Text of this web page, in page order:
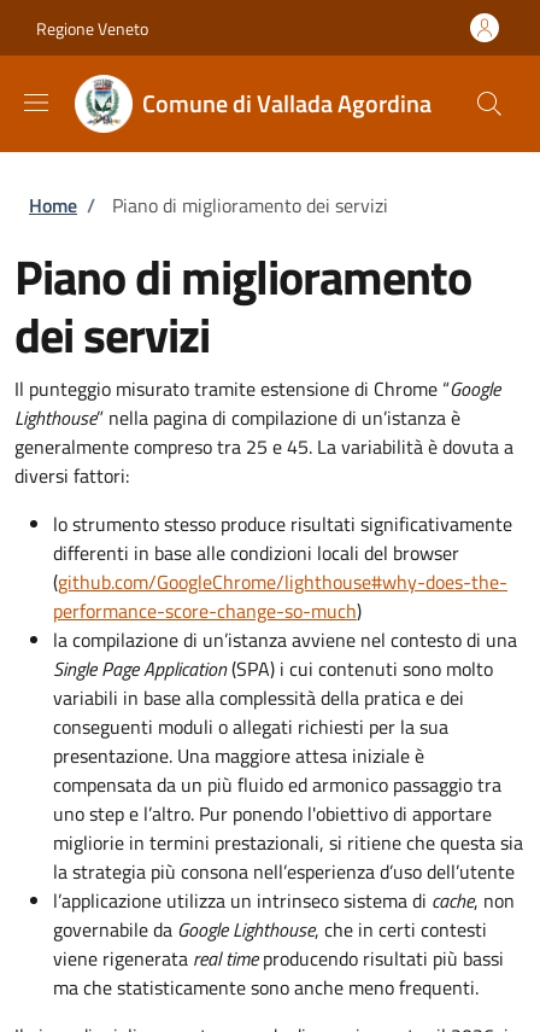
Regione Veneto
Comune di Vallada Agordina
Briciole di pane
Home / Piano di miglioramento dei servizi
Piano di miglioramento
dei servizi
Il punteggio misurato tramite estensione di Chrome “Google
Lighthouse” nella pagina di compilazione di un’istanza è
generalmente compreso tra 25 e 45. La variabilità è dovuta a
diversi fattori:
lo strumento stesso produce risultati significativamente
differenti in base alle condizioni locali del browser
(github.com/GoogleChrome/lighthouse#why-does-the-
performance-score-change-so-much)
la compilazione di un’istanza avviene nel contesto di una
Single Page Application(SPA) i cui contenuti sono molto
variabili in base alla complessità della pratica e dei
conseguenti moduli o allegati richiesti per la sua
presentazione. Una maggiore attesa iniziale è
compensata da un più fluido ed armonico passaggio tra
uno step e l’altro. Pur ponendo l'obiettivo di apportare
migliorie in termini prestazionali, si ritiene che questa sia
la strategia più consona nell’esperienza d’uso dell’utente
l’applicazione utilizza un intrinseco sistema di cache, non
governabile da Google Lighthouse, che in certi contesti
viene rigenerata real timeproducendo risultati più bassi
ma che statisticamente sono anche meno frequenti.